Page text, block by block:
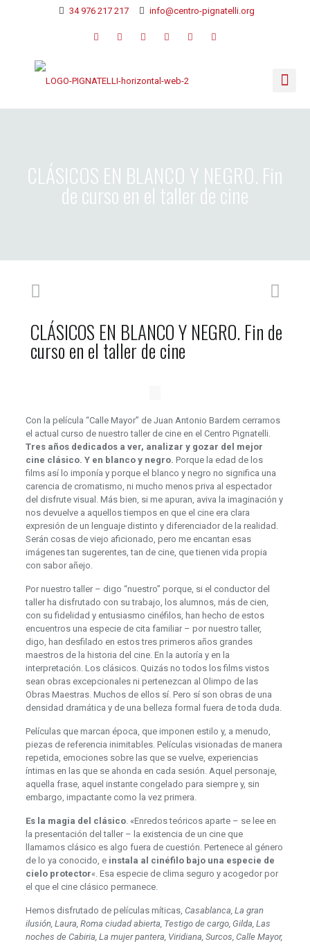
34 976 217 217 info@centro-pignatelli.org
CLÁSICOS EN BLANCO Y NEGRO. Fin
de curso en el taller de cine
CLÁSICOS EN BLANCO Y NEGRO. Fin de
curso en el taller de cine
Con la película “Calle Mayor” de Juan Antonio Bardem cerramos
el actual curso de nuestro taller de cine en el Centro Pignatelli.
Tres años dedicados a ver, analizar y gozar del mejor
cine clásico. Y en blanco y negro. Porque la edad de los
films así lo imponía y porque el blanco y negro no significa una
carencia de cromatismo, ni mucho menos priva al espectador
del disfrute visual. Más bien, si me apuran, aviva la imaginación y
nos devuelve a aquellos tiempos en que el cine era clara
expresión de un lenguaje distinto y diferenciador de la realidad.
Serán cosas de viejo aficionado, pero me encantan esas
imágenes tan sugerentes, tan de cine, que tienen vida propia
con sabor añejo.
Por nuestro taller – digo “nuestro” porque, si el conductor del
taller ha disfrutado con su trabajo, los alumnos, más de cien,
con su fidelidad y entusiasmo cinéfilos, han hecho de estos
encuentros una especie de cita familiar – por nuestro taller,
digo, han desfilado en estos tres primeros años grandes
maestros de la historia del cine. En la autoría y en la
interpretación. Los clásicos. Quizás no todos los films vistos
sean obras excepcionales ni pertenezcan al Olimpo de las
Obras Maestras. Muchos de ellos sí. Pero sí son obras de una
densidad dramática y de una belleza formal fuera de toda duda.
Películas que marcan época, que imponen estilo y, a menudo,
piezas de referencia inimitables. Películas visionadas de manera
repetida, emociones sobre las que se vuelve, experiencias
íntimas en las que se ahonda en cada sesión. Aquel personaje,
aquella frase, aquel instante congelado para siempre y, sin
embargo, impactante como la vez primera.
Es la magia del clásico. «Enredos teóricos aparte – se lee en
la presentación del taller – la existencia de un cine que
llamamos clásico es algo fuera de cuestión. Pertenece al género
de lo ya conocido, e instala al cinéfilo bajo una especie de
cielo protector«. Esa especie de clima seguro y acogedor por
el que el cine clásico permanece.
Hemos disfrutado de películas míticas,Casablanca, La gran
ilusión, Laura, Roma ciudad abierta, Testigo de cargo, Gilda, Las
noches de Cabiria, La mujer pantera, Viridiana, Surcos, Calle Mayor,